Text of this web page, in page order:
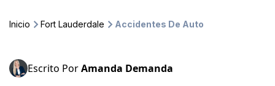
Inicio Fort Lauderdale Accidentes De Auto
Escrito PorAmanda Demanda